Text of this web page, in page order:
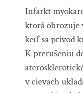
Infarkt
ktorá ohrozuje
keď sa prívod
K prerušeniu
v cievach